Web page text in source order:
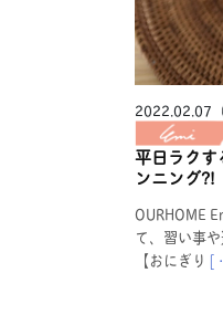
2022.02.07（
平日ラク
ンニング?!
OURHOME
て、習い事
【おにぎり [